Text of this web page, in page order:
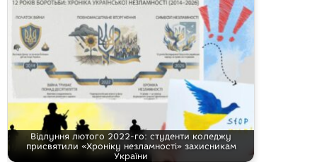
Відлуння лютого 2022-го: студенти коледжу
присвятили «Хроніку незламності» захисникам
України